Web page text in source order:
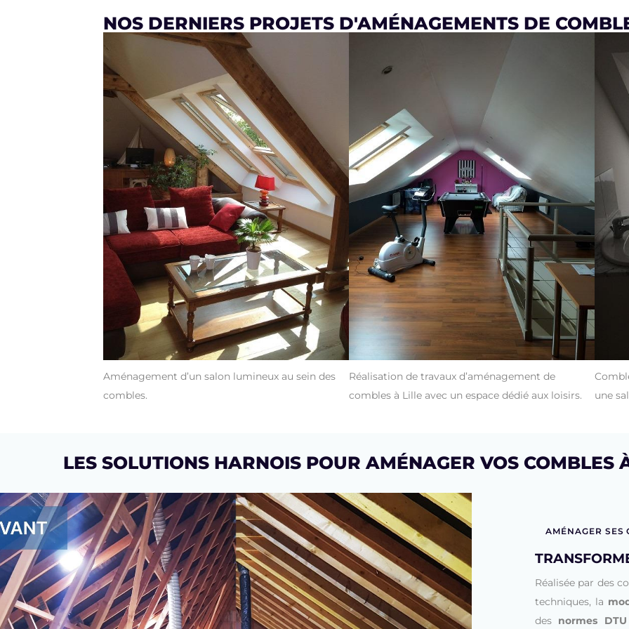
NOS DERNIERS PROJETS D'AMÉNAGEMENTS DE
Aménagement d’un salon lumineux au sein des
combles.
Réalisation de travaux d’aménagement de
combles à Lille avec un espace dédié aux loisirs.
une
LES SOLUTIONS HARNOIS POUR AMÉNAGER VOS COMBLES
AMÉNAGER SES
Réalisée par des
techniques, la
des normes